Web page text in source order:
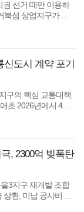
선거 때만 이용하
고 있다. 일부 건물
신도시 계약 포기
구의 핵심 교통대책
초 2026년에서 4년
다. ‘선(先)교통 후
, 2300억 빚폭탄
3지구 재개발 조합
상환, 미납 공사비 등
위해 상가 매각을 본